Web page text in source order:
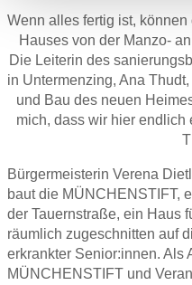
Wenn alles fertig ist,
Hauses von der Manzo-
Die Leiterin des
in Untermenzing, Ana
und Bau des neuen
mich, dass wir hier endlich
Bürgermeisterin Verena
baut die MÜNCHENSTIFT,
der Tauernstraße, ein Haus
räumlich zugeschnitten auf
erkrankter Senior:innen. Als
MÜNCHENSTIFT und